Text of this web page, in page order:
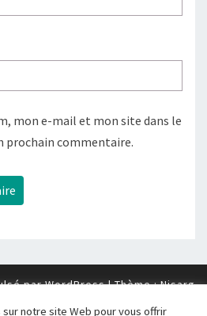
mon e-mail et mon site dans le
prochain commentaire.
parWordPress |Thème :Nisarg
notre site Web pour vous offrir